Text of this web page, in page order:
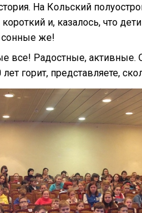
На Кольский
короткий и, казалось, что
сонные же!
все! Радостные, активные.
горит, представляете,